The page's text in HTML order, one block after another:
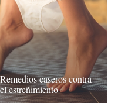
Remedios caseros contra
el estreñimiento